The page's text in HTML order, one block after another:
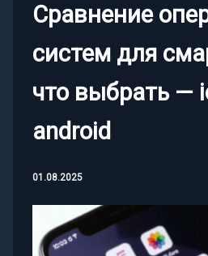
Сравнение
систем для
что выбрать —
android
01.08.2025